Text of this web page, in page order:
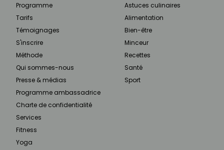
Programme
Tarifs
Témoignages
S'inscrire
Méthode
Qui sommes-nous
Presse & médias
Programme ambassadrice
Charte de confidentialité
Services
Fitness
Yoga
Astuces culinaires
Alimentation
Bien-être
Minceur
Recettes
Santé
Sport